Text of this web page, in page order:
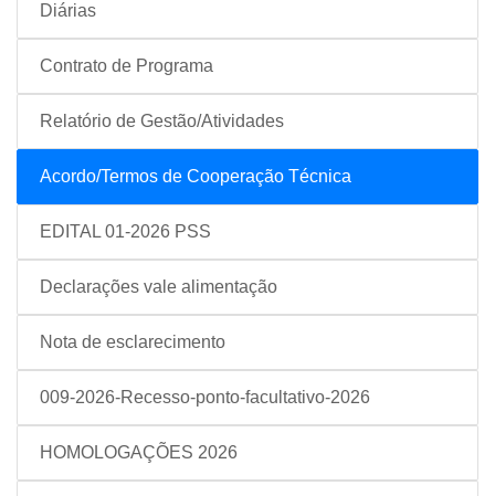
Diárias
Contrato de Programa
Relatório de Gestão/Atividades
Acordo/Termos de Cooperação Técnica
EDITAL 01-2026 PSS
Declarações vale alimentação
Nota de esclarecimento
009-2026-Recesso-ponto-facultativo-2026
HOMOLOGAÇÕES 2026